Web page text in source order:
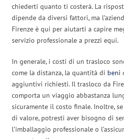
chiederti quanto ti costerà. La
dipende da diversi fattori, ma
Firenze è qui per aiutarti a capire
servizio professionale a prezzi equi.
In generale, i costi di un trasloco
come la distanza, la quantità di beni
aggiuntivi richiesti. Il trasloco da
comporta un viaggio abbastanza
sicuramente il costo finale. Inoltre,
di valore, potresti aver bisogno di
l’imballaggio professionale o